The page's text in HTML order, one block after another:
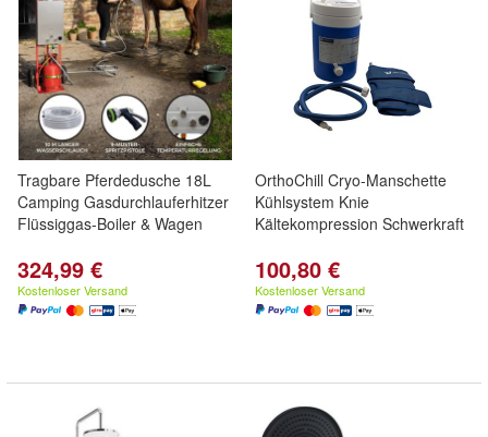
Tragbare Pferdedusche 18L
Camping Gasdurchlauferhitzer
Flüssiggas-Boiler & Wagen
324,99 €
Kostenloser Versand
OrthoChill Cryo-Manschette
Kühlsystem Knie
Kältekompression Schwerkraft
100,80 €
Kostenloser Versand